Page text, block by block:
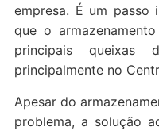
empresa. É um passo
que o
principais queixas
principalmente no
Apesar do
problema, a solução